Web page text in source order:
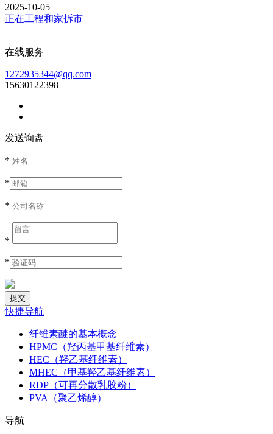
2025-10-05
正在工程和家拆市
在线服务
1272935344@qq.com
15630122398
发送询盘
*
*
*
*
*
快捷导航
纤维素醚的基本概念
HPMC（羟丙基甲基纤维素）
HEC（羟乙基纤维素）
MHEC（甲基羟乙基纤维素）
RDP（可再分散乳胶粉）
PVA（聚乙烯醇）
导航